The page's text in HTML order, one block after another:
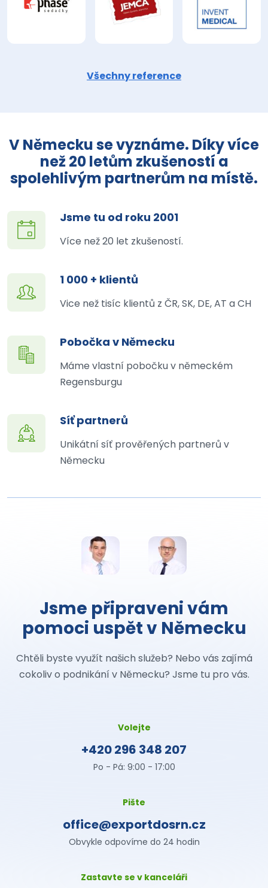
Všechny reference
V Německu se vyznáme. Díky více
než 20 letům zkušeností a
spolehlivým partnerům na místě.
Jsme tu od roku 2001
Více než 20 let zkušeností.
1 000 + klientů
Vice než tisíc klientů z ČR, SK, DE, AT a CH
Pobočka v Německu
Máme vlastní pobočku v německém
Regensburgu
Síť partnerů
Unikátní síť prověřených partnerů v
Německu
Jsme připraveni vám
pomoci uspět v Německu
Chtěli byste využít našich služeb? Nebo vás zajímá
cokoliv o podnikání v Německu? Jsme tu pro vás.
Volejte
+420 296 348 207
Po - Pá: 9:00 - 17:00
Pište
office@exportdosrn.cz
Obvykle odpovíme do 24 hodin
Zastavte se v kanceláři